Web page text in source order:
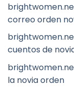
correo orden
cuentos de
la novia orden